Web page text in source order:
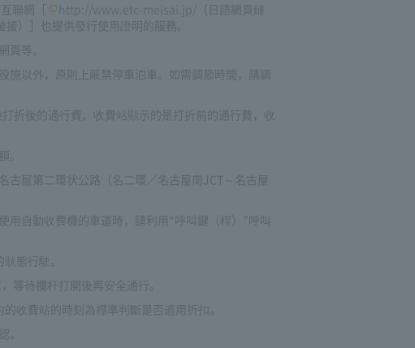
聯網［
http://www.etc-meisai.jp/
（日語網頁鏈
接）］也提供發行使用證明的服務。
等。
施以外，原則上嚴禁停車泊車。如需調節時間，請調
折後的通行費。收費站顯示的是打折前的通行費，收
古屋第二環状公路（名二環／名古屋南JCT～名古屋
自動收費機的車道時，請利用“呼叫鍵（桿）”呼叫
態行駛。
等待欄杆打開後再安全通行。
收費站的時刻為標準判斷是否適用折扣。